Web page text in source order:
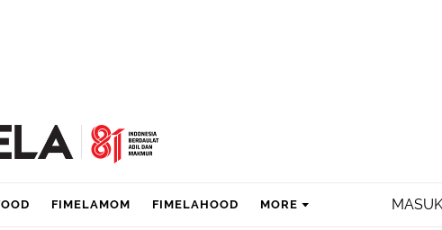
MASUK
FIMELAMOM FIMELAHOOD MORE